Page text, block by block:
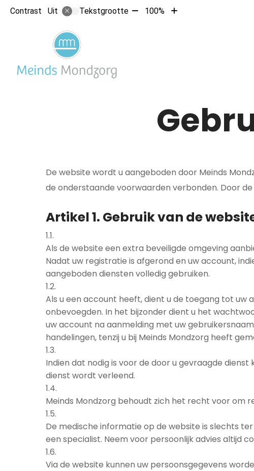
Contrast Uit Tekstgrootte Tekst100%
Tekst
De website wordt u aangeboden door Meinds
de onderstaande voorwaarden verbonden. Door
Artikel 1. Gebruik van de
1.1.
Als de website een extra beveiligde omgeving
Nadat uw registratie is afgerond en uw account,
aangeboden diensten volledig gebruiken.
1.2.
Als u een account heeft, dient u de toegang tot
onbevoegden. In het bijzonder dient u het
uw account na aanmelding met uw
handelingen, tenzij u bij Meinds Mondzorg heeft
1.3.
Indien dat nodig is voor de door u gevraagde
dienst wordt verleend.
1.4.
Meinds Mondzorg behoudt zich het recht voor om
1.5.
De medische informatie op de website is slechts
een specialist. Neem voor persoonlijk advies altijd
1.6.
Via de website kunnen uw persoonsgegevens